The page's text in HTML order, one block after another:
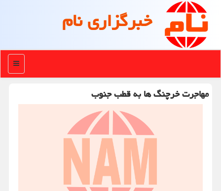
خبرگزاری نام
منو
مهاجرت خرچنگ ها به قطب جنوب